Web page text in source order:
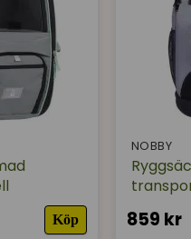
Köp
NOBBY
859 kr